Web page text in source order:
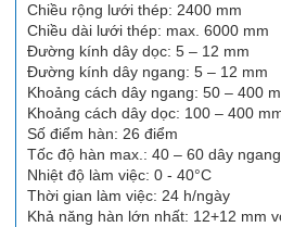
Chiều rộng lưới thép: 2400 mm
Chiều dài lưới thép: max. 6000 mm
Đường kính dây dọc: 5 – 12 mm
Đường kính dây ngang: 5 – 12 mm
Khoảng cách dây ngang: 50 – 400
Khoảng cách dây dọc: 100 – 400
Số điểm hàn: 26 điểm
Tốc độ hàn max.: 40 – 60 dây
Nhiệt độ làm việc: 0 - 40°C
Thời gian làm việc: 24 h/ngày
Khả năng hàn lớn nhất: 12+12 mm